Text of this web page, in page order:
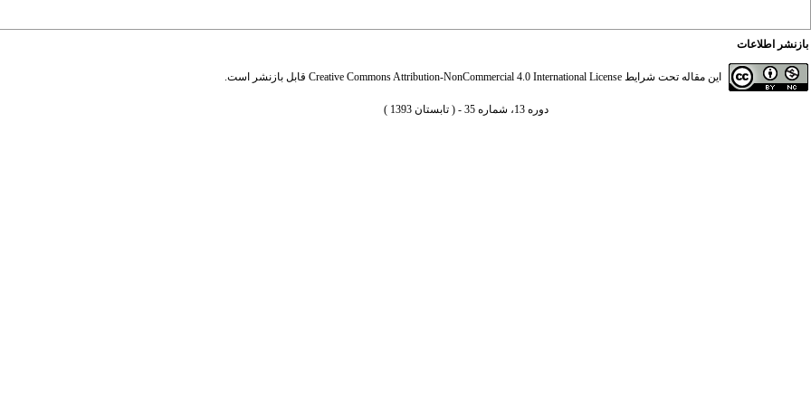
بازنشر اطلاعات
این مقاله تحت شرایط Creative Commons Attribution-NonCommercial 4.0 International License قابل بازنشر است.
دوره 13، شماره 35 - ( تابستان 1393 )